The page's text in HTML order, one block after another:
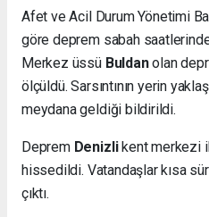
Afet ve Acil Durum Yönetimi
göre deprem sabah
Merkez üssü Buldanolan
ölçüldü. Sarsıntının yerin
meydana geldiği bildirildi.
Deprem Denizlikent merkezi
hissedildi. Vatandaşlar kısa
çıktı.